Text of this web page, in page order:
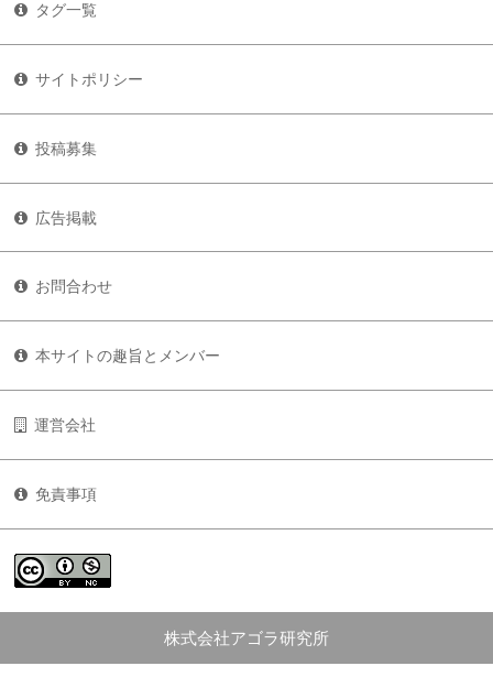
タグ一覧
サイトポリシー
投稿募集
広告掲載
お問合わせ
本サイトの趣旨とメンバー
運営会社
免責事項
株式会社アゴラ研究所